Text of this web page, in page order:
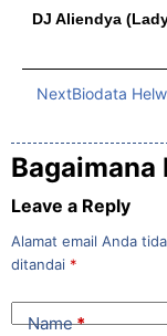
DJ Aliendya
NextBiodata
Bagaimana
Leave a Reply
Alamat email Anda
ditandai *
Name*